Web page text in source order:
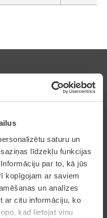
saturu un
līdzekļu funkcijas
par to, kā jūs
kopīgojam ar saviem
un analīzes
ar citu informāciju, ko
kad lietojat viņu
izglītības iestādē
samaksa caur